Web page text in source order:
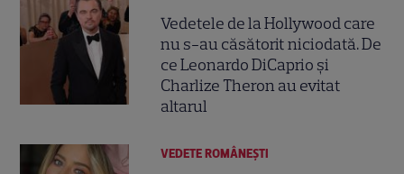
Vedetele de la Hollywood care
nu s-au căsătorit niciodată. De
ce Leonardo DiCaprio și
Charlize Theron au evitat
altarul
VEDETE ROMÂNEŞTI